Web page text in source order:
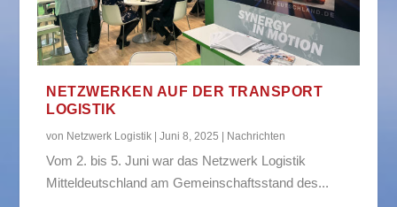
NETZWERKEN AUF DER TRANSPORT
LOGISTIK
von Netzwerk Logistik |Juni 8, 2025 Nachrichten
Vom 2. bis 5. Juni war das Netzwerk Logistik
Mitteldeutschland am Gemeinschaftsstand des...